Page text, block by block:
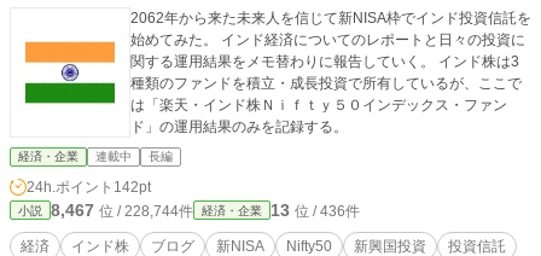
2062年から来た未来人を信じて新NISA枠でインド投資信託を
始めてみた。 インド経済についてのレポートと日々の投資に
関する運用結果をメモ替わりに報告していく。 インド株は3
種類のファンドを積立・成長投資で所有しているが、ここで
は「楽天・インド株Ｎｉｆｔｙ５０インデックス・ファン
ド」の運用結果のみを記録する。
経済・企業 連載中 長編
24h.ポイント 142pt
小説 8,467 位 / 228,744件 経済・企業 13 位 / 436件
経済 インド株 ブログ 新NISA Nifty50 新興国投資 投資信託